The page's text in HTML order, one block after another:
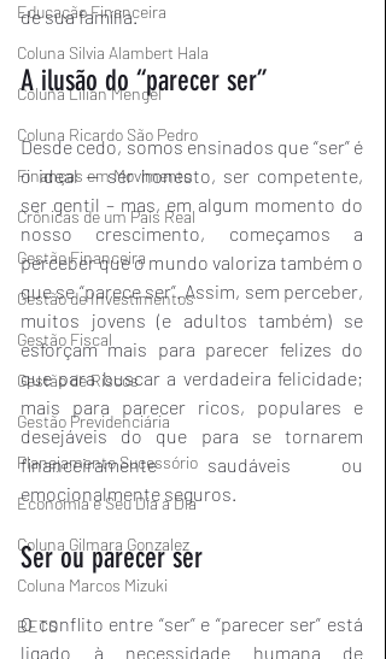
Educação Financeira
Coluna Silvia Alambert Hala
Coluna Lilian Mengel
Coluna Ricardo São Pedro
Finanças em Movimento
Crônicas de um País Real
Gestão Financeira
Gestão de Investimentos
Gestão Fiscal
Gestão de Riscos
Gestão Previdenciária
Planejamento Sucessório
Economia e Seu Dia a Dia
Coluna Gilmara Gonzalez
Coluna Marcos Mizuki
BETS
de sua família.
A ilusão do “parecer ser”
Desde cedo, somos ensinados que “ser” é
o ideal — ser honesto, ser competente,
ser gentil – mas, em algum momento do
nosso crescimento, começamos a
perceber que o mundo valoriza também o
que se “parece ser”. Assim, sem perceber,
muitos jovens (e adultos também) se
esforçam mais para parecer felizes do
que para buscar a verdadeira felicidade;
mais para parecer ricos, populares e
desejáveis do que para se tornarem
financeiramente saudáveis ou
emocionalmente seguros.
Ser ou parecer ser
O conflito entre “ser” e “parecer ser” está
ligado à necessidade humana de